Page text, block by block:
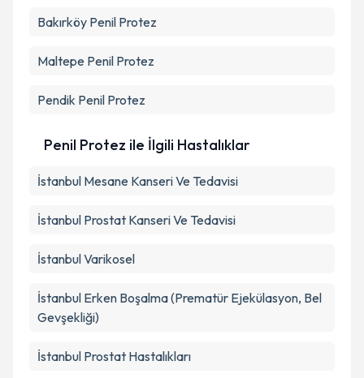
Bakırköy Penil Protez
Maltepe Penil Protez
Pendik Penil Protez
Penil Protez ile İlgili Hastalıklar
İstanbul Mesane Kanseri Ve Tedavisi
İstanbul Prostat Kanseri Ve Tedavisi
İstanbul Varikosel
İstanbul Erken Boşalma (Prematür Ejekülasyon, Bel
Gevşekliği)
İstanbul Prostat Hastalıkları